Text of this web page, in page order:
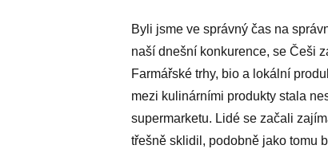
Byli jsme ve správný čas na
naší dnešní konkurence, se Češi
Farmářské trhy, bio a lokální
mezi kulinárními produkty stala
supermarketu. Lidé se začali
třešně sklidil, podobně jako tomu